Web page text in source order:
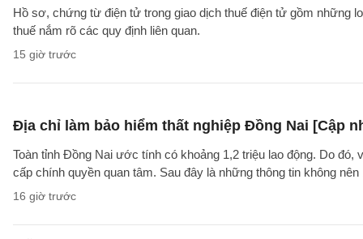
Hồ sơ, chứng từ điện tử trong giao dịch thuế điện tử gồm những
thuế nắm rõ các quy định liên quan.
15 giờ trước
Địa chỉ làm bảo hiểm thất nghiệp Đồng Nai [Cập
Toàn tỉnh Đồng Nai ước tính có khoảng 1,2 triệu lao động. Do
cấp chính quyền quan tâm. Sau đây là những thông tin không
16 giờ trước